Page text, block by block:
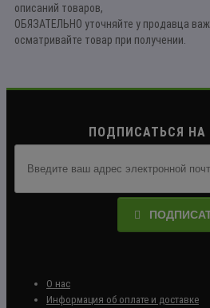
описаний товаров,
ОБЯЗАТЕЛЬНО уточняйте у продавца
осматривайте товар при получении.
ПОДПИСАТЬСЯ НА
О нас
Информация об оплате и доставке